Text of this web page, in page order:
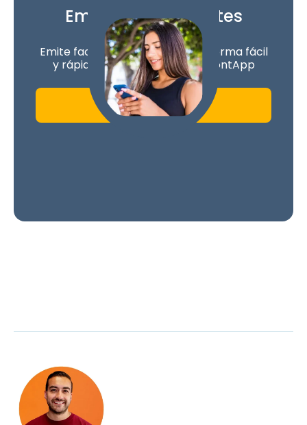
Emite comprobantes
electrónicos
Emite facturas electrónicas de forma fácil
y rápida desde una app con ContApp
Comienza hoy